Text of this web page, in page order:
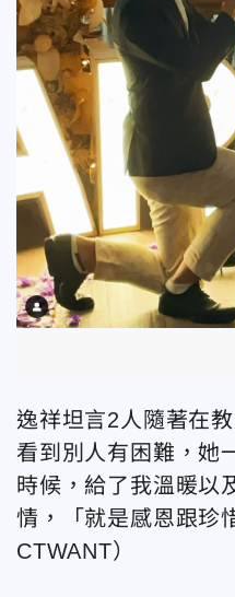
逸祥坦言2人隨著在
看到別人有困難，她
時候，給了我溫暖以
情，「就是感恩跟珍
CTWANT）